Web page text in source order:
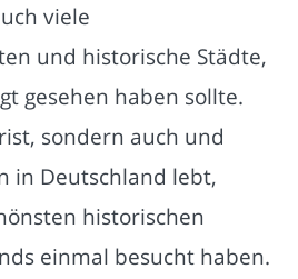
viele
und historische Städte,
gesehen haben sollte.
sondern auch und
in Deutschland lebt,
historischen
einmal besucht haben.